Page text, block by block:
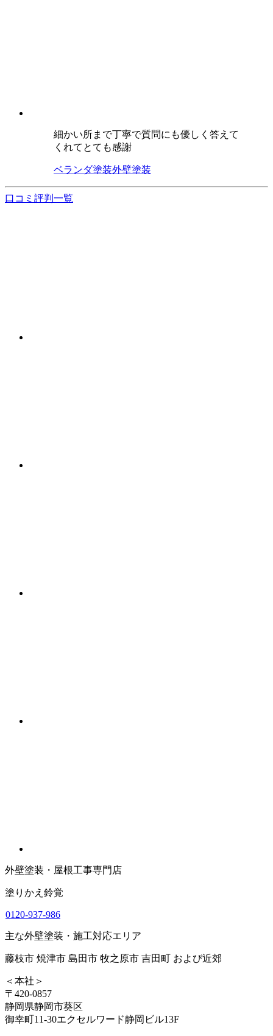
細かい所まで丁寧で質問にも優しく答えて
くれてとても感謝
ベランダ塗装外壁塗装
口コミ評判一覧
外壁塗装・屋根工事専門店
塗りかえ鈴覚
0120-937-986
主な外壁塗装・施工対応エリア
藤枝市 焼津市 島田市 牧之原市 吉田町 および近郊
＜本社＞
〒420-0857
静岡県静岡市葵区
御幸町11-30エクセルワード静岡ビル13F